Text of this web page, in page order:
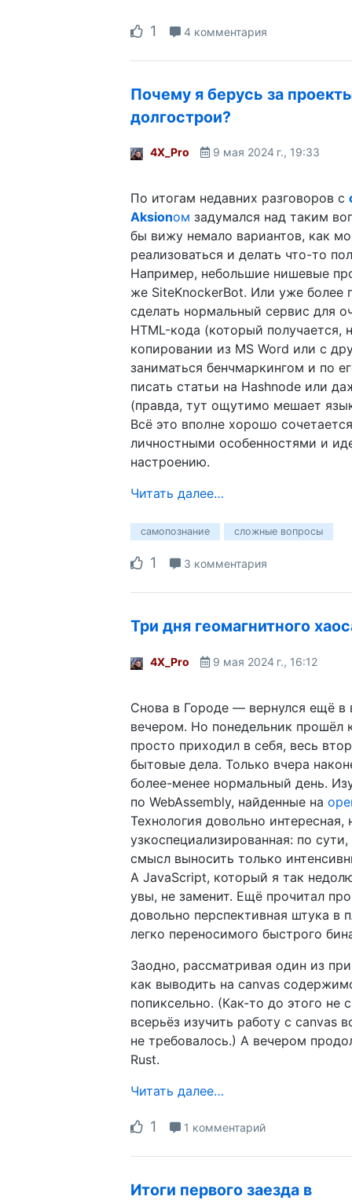
1 4 комментария
Почему я берусь за
долгострои?
4X_Pro 9 мая 2024 г., 19:33
По итогам недавних разговоров с
Aksionом задумался над таким
бы вижу немало вариантов, как
реализоваться и делать что-то
Например, небольшие нишевые
же SiteKnockerBot. Или уже более
сделать нормальный сервис для
HTML-кода (который получается,
копировании из MS Word или с
заниматься бенчмаркингом и по
писать статьи на Hashnode или
(правда, тут ощутимо мешает
Всё это вполне хорошо
личностными особенностями и
настроению.
Читать далее…
самопознание сложные вопросы
1 3 комментария
Три дня геомагнитного
4X_Pro 9 мая 2024 г., 16:12
Снова в Городе — вернулся ещё в
вечером. Но понедельник прошёл
просто приходил в себя, весь
бытовые дела. Только вчера
более-менее нормальный день.
по WebAssembly, найденные на
Технология довольно интересная,
узкоспециализированная: по
смысл выносить только
А JavaScript, который я так
увы, не заменит. Ещё прочитал
довольно перспективная штука в
легко переносимого быстрого
Заодно, рассматривая один из
как выводить на canvas
попиксельно. (Как-то до этого не
всерьёз изучить работу с canvas
не требовалось.) А вечером
Rust.
Читать далее…
1 1 комментарий
Итоги первого заезда в